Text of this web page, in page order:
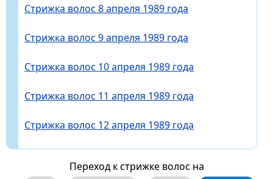
Стрижка волос 8 апреля 1989 года
Стрижка волос 9 апреля 1989 года
Стрижка волос 10 апреля 1989 года
Стрижка волос 11 апреля 1989 года
Стрижка волос 12 апреля 1989 года
Переход к стрижке волос на